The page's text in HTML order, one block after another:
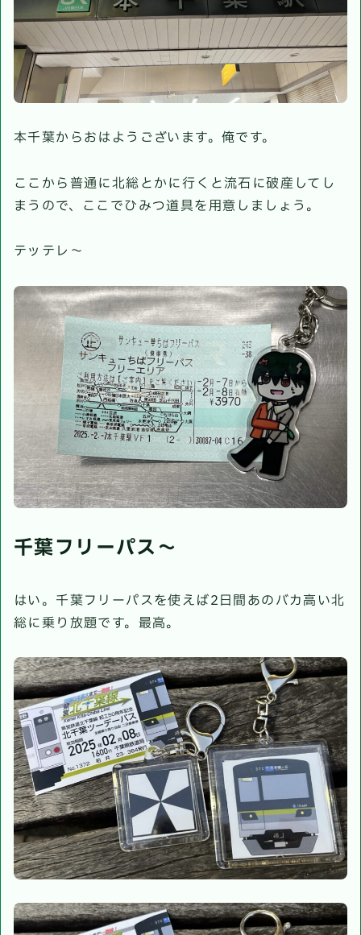
本千葉からおはようございます。俺です。
ここから普通に北総とかに行くと流石に破産してし
まうので、ここでひみつ道具を用意しましょう。
テッテレ〜
千葉フリーパス〜
はい。千葉フリーパスを使えば2日間あのバカ高い北
総に乗り放題です。最高。